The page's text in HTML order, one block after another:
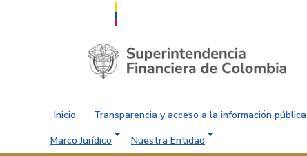
Saltar al contenido principal
Inicio Transparencia y acceso a la información pública
Marco Jurídico
Nuestra Entidad